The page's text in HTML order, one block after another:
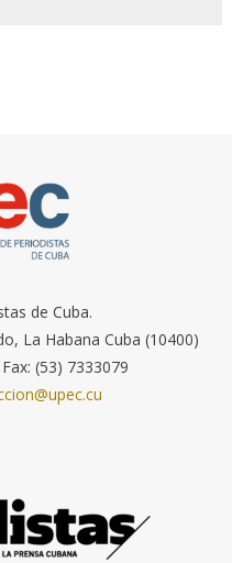
de Cuba.
La Habana Cuba (10400)
(53) 7333079